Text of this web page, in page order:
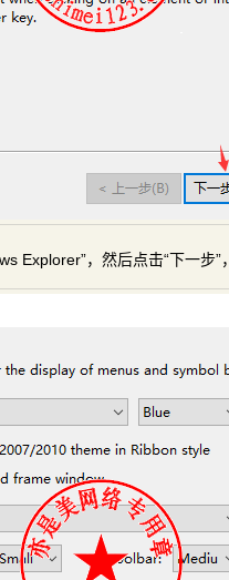
Explorer”，然后点击“下一步”，